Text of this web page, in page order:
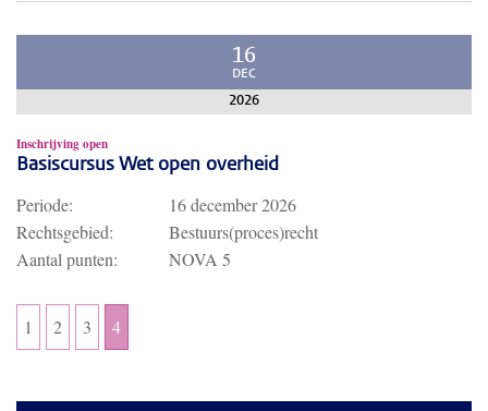
16
DEC
2026
Inschrijving open
Basiscursus Wet open overheid
Periode:
16 december 2026
Rechtsgebied:
Bestuurs(proces)recht
Aantal punten:
NOVA 5
1 2 3 4